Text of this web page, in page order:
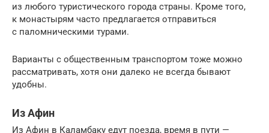
из любого туристического города страны. Кроме того,
к монастырям часто предлагается отправиться
с паломническими турами.
Варианты с общественным транспортом тоже можно
рассматривать, хотя они далеко не всегда бывают
удобны.
Из Афин
Из Афин в Каламбаку едут поезда, время в пути —